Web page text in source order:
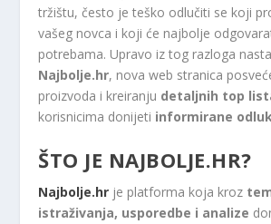
tržištu, često je teško odlučiti se koji
vašeg novca i koji će najbolje
potrebama. Upravo iz tog razloga
Najbolje.hr, nova web stranica
proizvoda i kreiranju detaljnih top
korisnicima donijeti informirane
ŠTO JE NAJBOLJE.HR?
Najbolje.hr je platforma koja kroz
istraživanja, usporedbe i analize